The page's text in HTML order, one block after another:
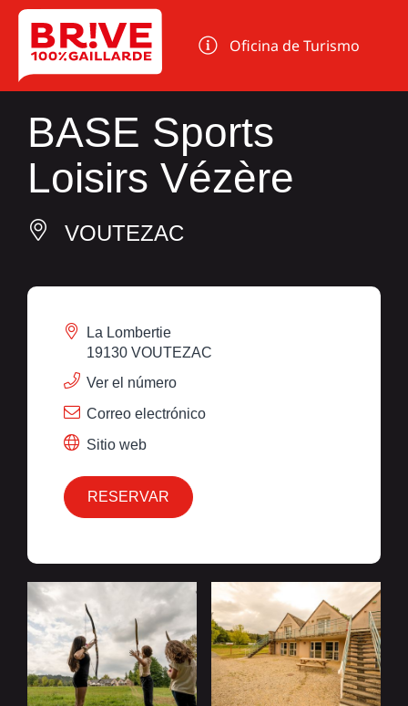
Panel de gestión de cookies
Oficina de Turismo
BASE Sports
Loisirs Vézère
VOUTEZAC
La Lombertie
19130 VOUTEZAC
Ver el número
Correo electrónico
Sitio web
RESERVAR